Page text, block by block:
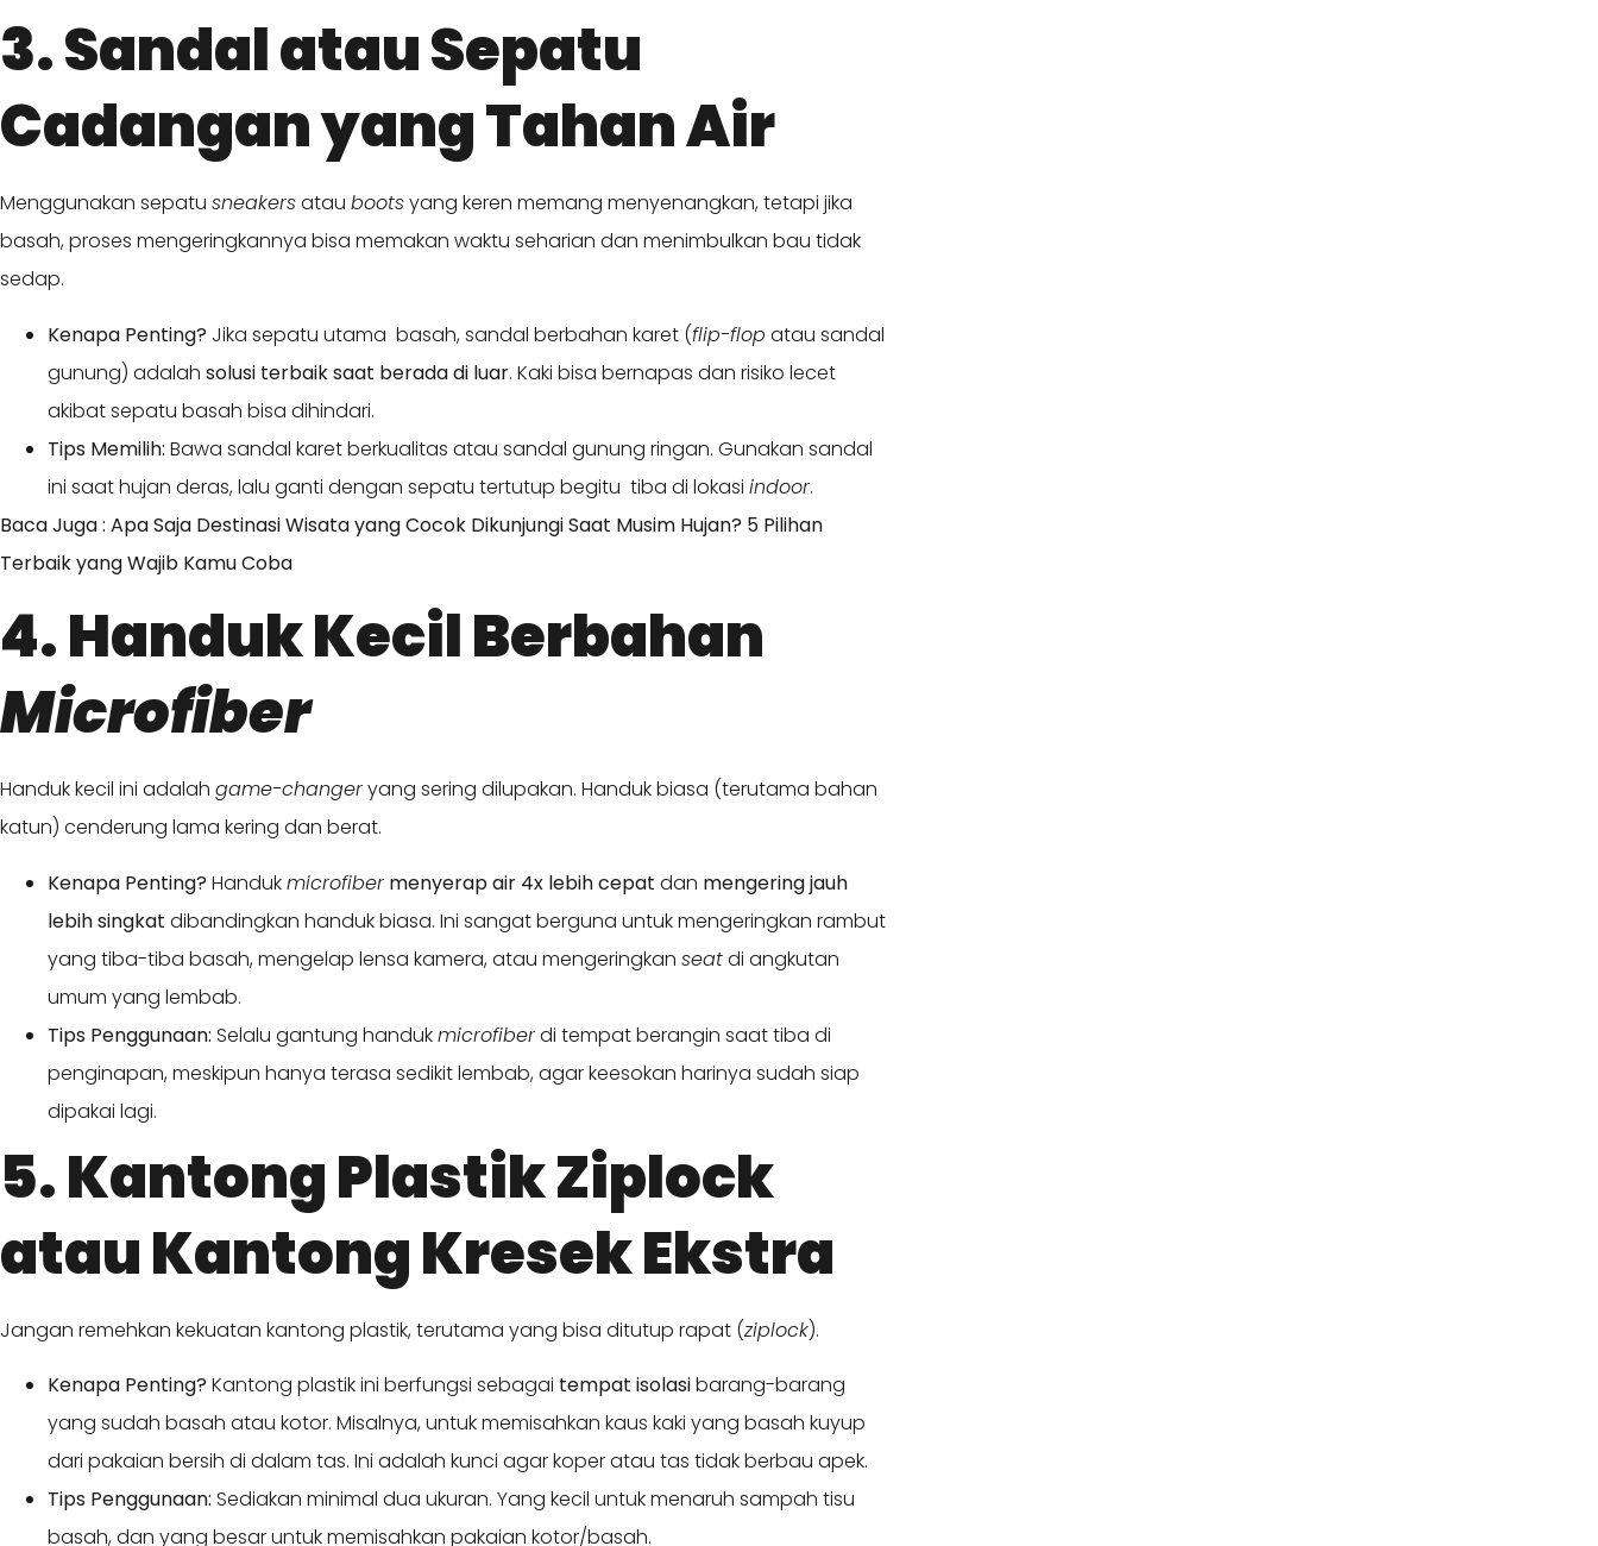
3. Sandal atau Sepatu
Cadangan yang Tahan Air
Menggunakan sepatu sneakersatau bootsyang keren memang menyenangkan, tetapi jika
basah, proses mengeringkannya bisa memakan waktu seharian dan menimbulkan bau tidak
sedap.
Kenapa Penting? Jika sepatu utama basah, sandal berbahan karet (flip-flop atau sandal
gunung) adalah solusi terbaik saat berada di luar. Kaki bisa bernapas dan risiko lecet
akibat sepatu basah bisa dihindari.
Tips Memilih: Bawa sandal karet berkualitas atau sandal gunung ringan. Gunakan sandal
ini saat hujan deras, lalu ganti dengan sepatu tertutup begitu tiba di lokasi indoor.
Baca Juga : Apa Saja Destinasi Wisata yang Cocok Dikunjungi Saat Musim Hujan? 5 Pilihan
Terbaik yang Wajib Kamu Coba
4. Handuk Kecil Berbahan
Microfiber
Handuk kecil ini adalah game-changeryang sering dilupakan. Handuk biasa (terutama bahan
katun) cenderung lama kering dan berat.
Kenapa Penting? Handukmicrofiber menyerap air 4x lebih cepat dan mengering jauh
lebih singkat dibandingkan handuk biasa. Ini sangat berguna untuk mengeringkan rambut
yang tiba-tiba basah, mengelap lensa kamera, atau mengeringkan seatdi angkutan
umum yang lembab.
Tips Penggunaan: Selalu gantung handukmicrofiberdi tempat berangin saat tiba di
penginapan, meskipun hanya terasa sedikit lembab, agar keesokan harinya sudah siap
dipakai lagi.
5. Kantong Plastik Ziplock
atau Kantong Kresek Ekstra
Jangan remehkan kekuatan kantong plastik, terutama yang bisa ditutup rapat (ziplock).
Kenapa Penting? Kantong plastik ini berfungsi sebagai tempat isolasibarang-barang
yang sudah basah atau kotor. Misalnya, untuk memisahkan kaus kaki yang basah kuyup
dari pakaian bersih di dalam tas. Ini adalah kunci agar koper atau tas tidak berbau apek.
Tips Penggunaan: Sediakan minimal dua ukuran. Yang kecil untuk menaruh sampah tisu
basah, dan yang besar untuk memisahkan pakaian kotor/basah.